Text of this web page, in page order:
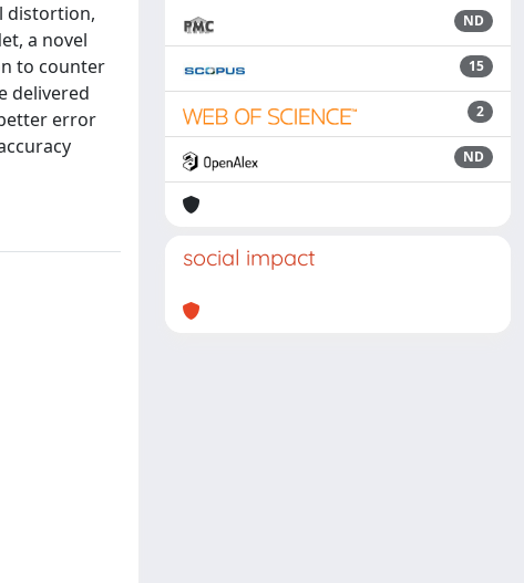
distortion,
a novel
to counter
delivered
error
ND
15
2
ND
social impact